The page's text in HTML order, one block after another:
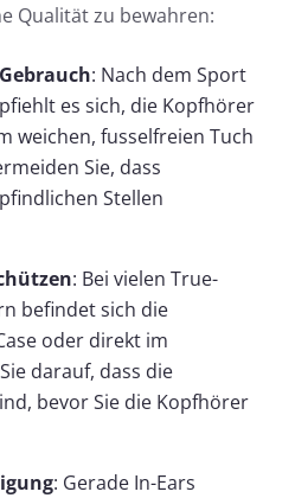
Qualität zu bewahren:
: Nach dem Sport
es sich, die Kopfhörer
weichen, fusselfreien Tuch
Sie, dass
Stellen
: Bei vielen True-
befindet sich die
oder direkt im
darauf, dass die
bevor Sie die Kopfhörer
: Gerade In-Ears